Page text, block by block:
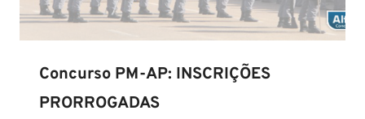
Concurso PM-AP: INSCRIÇÕES
PRORROGADAS